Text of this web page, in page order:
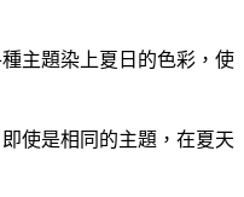
主題染上夏日的色彩，使
使是相同的主題，在夏天